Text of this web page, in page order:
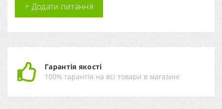
+ Додати питання
Гарантія якості
100% гарантія на всі товари в магазині